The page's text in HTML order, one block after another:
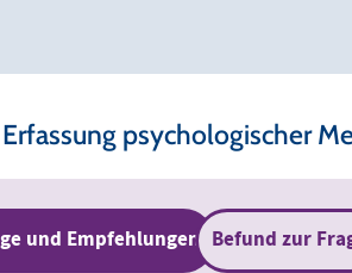
psychologischer
und Empfehlungen Befund zur